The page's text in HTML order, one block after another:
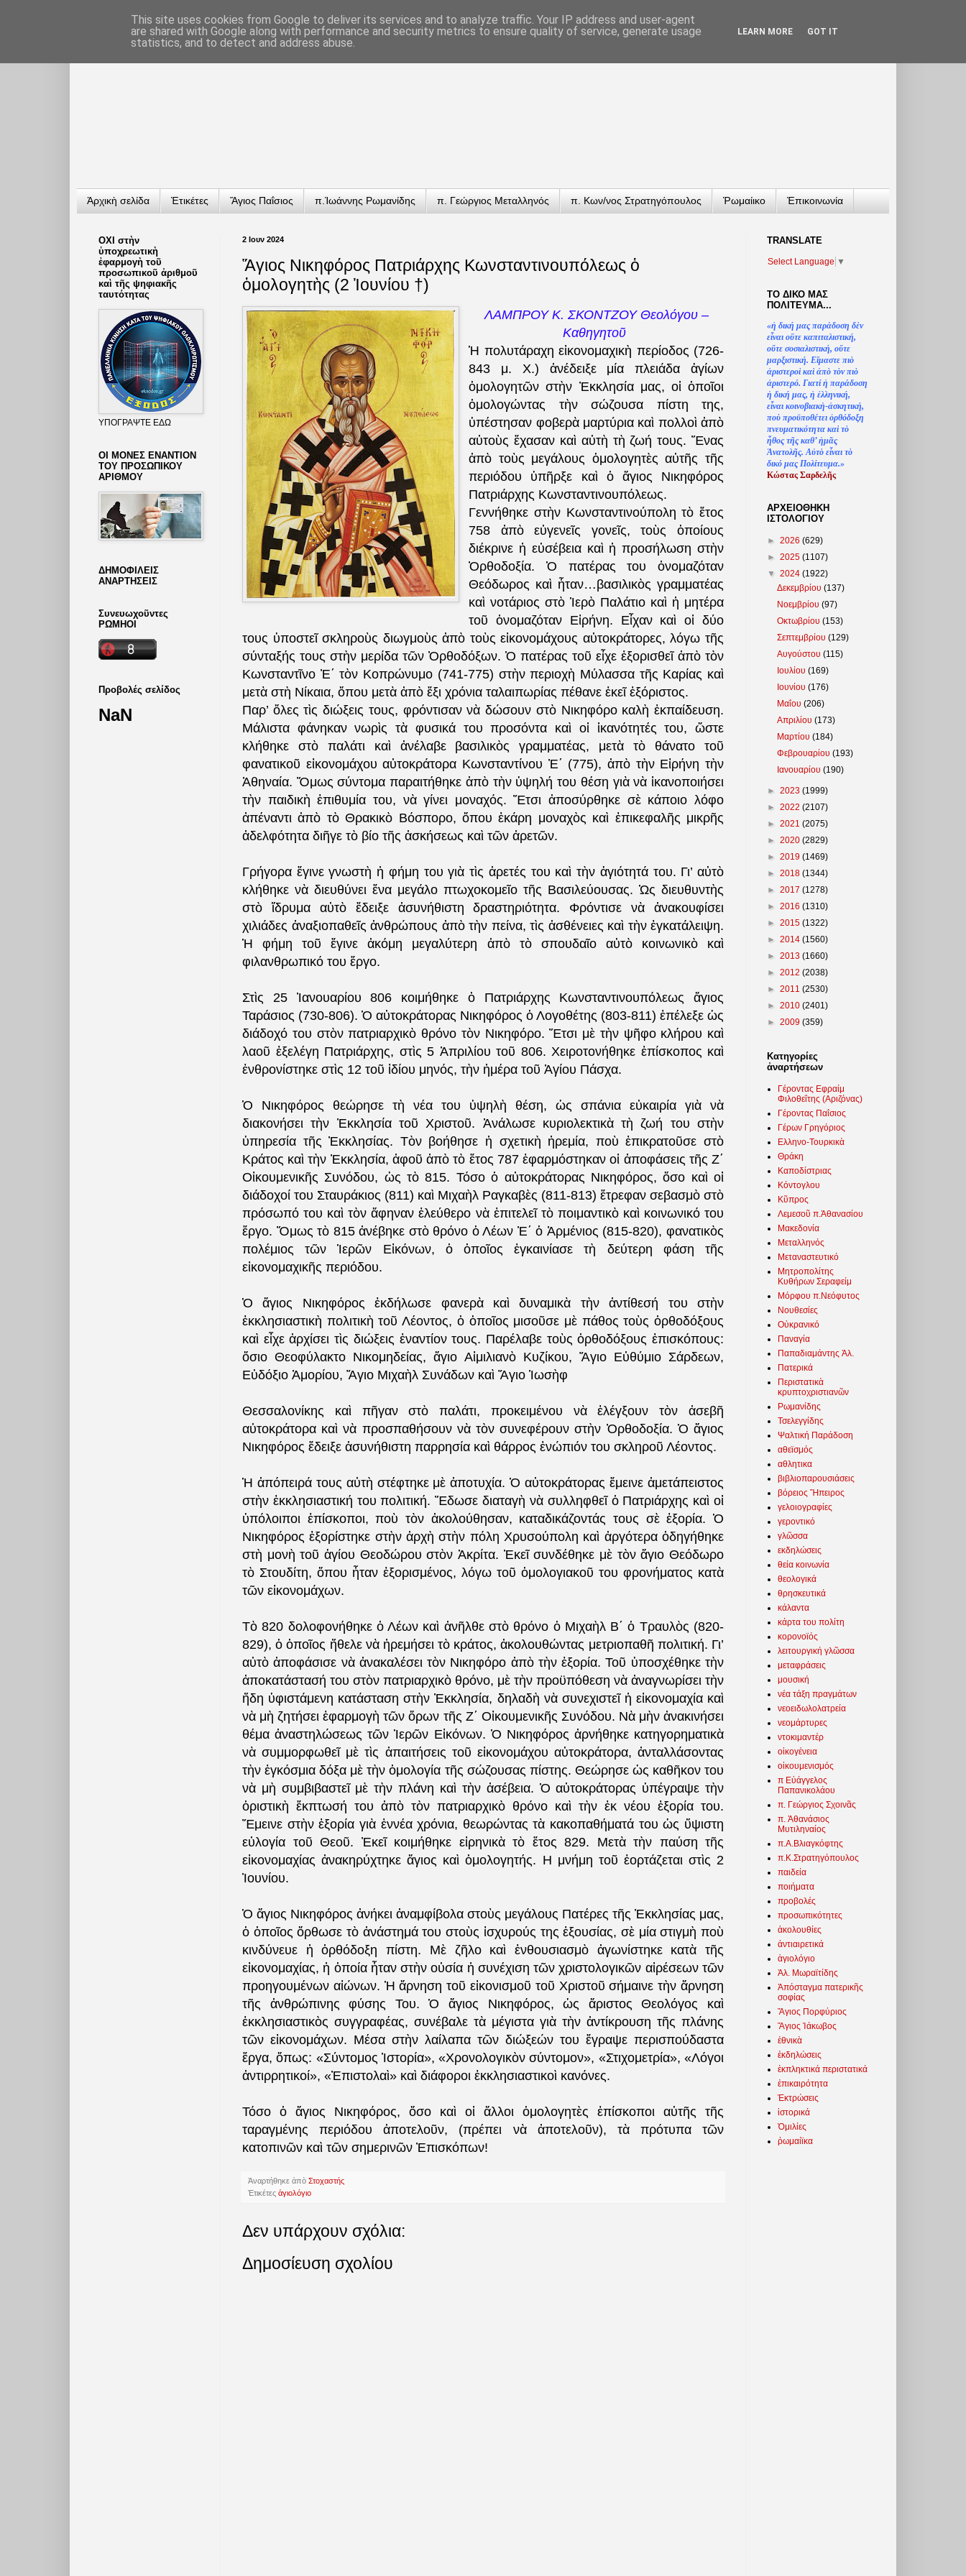
Ἀρχικὴ σελίδα Ἐτικέτες Ἅγιος Παΐσιος π.Ἰωάννης Ρωμανίδης π. Γεώργιος Μεταλληνός π. Κων/νος Στρατηγόπουλος Ῥωμαίικο Ἐπικοινωνία
2 Ιουν 2024
Ἅγιος Νικηφόρος Πατριάρχης Κωνσταντινουπόλεως ὁ
ὁμολογητὴς (2 Ἰουνίου †)
ΛΑΜΠΡΟΥ Κ. ΣΚΟΝΤΖΟΥ Θεολόγου –
Καθηγητοῦ
Ἡ πολυτάραχη εἰκονομαχικὴ περίοδος (726-
843 μ. Χ.) ἀνέδειξε μία πλειάδα ἁγίων
ὁμολογητῶν στὴν Ἐκκλησία μας, οἱ ὁποῖοι
ὁμολογώντας τὴν σώζουσα πίστη της,
ὑπέστησαν φοβερὰ μαρτύρια καὶ πολλοὶ ἀπὸ
αὐτοὺς ἔχασαν καὶ αὐτὴ τὴ ζωή τους. Ἕνας
ἀπὸ τοὺς μεγάλους ὁμολογητὲς αὐτῆς τῆς
περιόδου ὑπῆρξε καὶ ὁ ἅγιος Νικηφόρος
Πατριάρχης Κωνσταντινουπόλεως.
Γεννήθηκε στὴν Κωνσταντινούπολη τὸ ἔτος
758 ἀπὸ εὐγενεῖς γονεῖς, τοὺς ὁποίους
διέκρινε ἡ εὐσέβεια καὶ ἡ προσήλωση στὴν
Ὀρθοδοξία. Ὁ πατέρας του ὀνομαζόταν
Θεόδωρος καὶ ἦταν…βασιλικὸς γραμματέας
καὶ νοτάριος στὸ Ἱερὸ Παλάτιο καὶ ἡ μητέρα
τοῦ ὀνομαζόταν Εἰρήνη. Εἶχαν καὶ οἱ δύο
τους ὑποστεῖ σκληροὺς διωγμοὺς ἀπὸ τοὺς εἰκονομάχους αὐτοκράτορες, λόγω τῆς
σύνταξής τους στὴν μερίδα τῶν Ὀρθοδόξων. Ὁ πατέρας τοῦ εἶχε ἐξορισθεῖ ἀπὸ τὸν
Κωνσταντῖνο Ἐ΄ τὸν Κοπρώνυμο (741-775) στὴν περιοχὴ Μύλασσα τῆς Καρίας καὶ
μετὰ στὴ Νίκαια, ὅπου μετὰ ἀπὸ ἔξι χρόνια ταλαιπωρίας πέθανε ἐκεῖ ἐξόριστος.
Παρ’ ὅλες τὶς διώξεις τους, φρόντισαν νὰ δώσουν στὸ Νικηφόρο καλὴ ἐκπαίδευση.
Μάλιστα φάνηκαν νωρὶς τὰ φυσικά του προσόντα καὶ οἱ ἱκανότητές του, ὥστε
κλήθηκε στὸ παλάτι καὶ ἀνέλαβε βασιλικὸς γραμματέας, μετὰ τὸ θάνατο τοῦ
φανατικοῦ εἰκονομάχου αὐτοκράτορα Κωνσταντίνου Ἐ΄ (775), ἀπὸ τὴν Εἰρήνη τὴν
Ἀθηναία. Ὅμως σύντομα παραιτήθηκε ἀπὸ τὴν ὑψηλή του θέση γιὰ νὰ ἱκανοποιήσει
τὴν παιδικὴ ἐπιθυμία του, νὰ γίνει μοναχός. Ἔτσι ἀποσύρθηκε σὲ κάποιο λόφο
ἀπέναντι ἀπὸ τὸ Θρακικὸ Βόσπορο, ὅπου ἐκάρη μοναχὸς καὶ ἐπικεφαλῆς μικρῆς
ἀδελφότητα διῆγε τὸ βίο τῆς ἀσκήσεως καὶ τῶν ἀρετῶν.
Γρήγορα ἔγινε γνωστὴ ἡ φήμη του γιὰ τὶς ἀρετές του καὶ τὴν ἁγιότητά του. Γι’ αὐτὸ
κλήθηκε νὰ διευθύνει ἕνα μεγάλο πτωχοκομεῖο τῆς Βασιλεύουσας. Ὡς διευθυντὴς
στὸ ἵδρυμα αὐτὸ ἔδειξε ἀσυνήθιστη δραστηριότητα. Φρόντισε νὰ ἀνακουφίσει
χιλιάδες ἀναξιοπαθεῖς ἀνθρώπους ἀπὸ τὴν πείνα, τὶς ἀσθένειες καὶ τὴν ἐγκατάλειψη.
Ἡ φήμη τοῦ ἔγινε ἀκόμη μεγαλύτερη ἀπὸ τὸ σπουδαῖο αὐτὸ κοινωνικὸ καὶ
φιλανθρωπικό του ἔργο.
Στὶς 25 Ἰανουαρίου 806 κοιμήθηκε ὁ Πατριάρχης Κωνσταντινουπόλεως ἅγιος
Ταράσιος (730-806). Ὁ αὐτοκράτορας Νικηφόρος ὁ Λογοθέτης (803-811) ἐπέλεξε ὡς
διάδοχό του στὸν πατριαρχικὸ θρόνο τὸν Νικηφόρο. Ἔτσι μὲ τὴν ψῆφο κλήρου καὶ
λαοῦ ἐξελέγη Πατριάρχης, στὶς 5 Ἀπριλίου τοῦ 806. Χειροτονήθηκε ἐπίσκοπος καὶ
ἐνθρονίστηκε στὶς 12 τοῦ ἰδίου μηνός, τὴν ἡμέρα τοῦ Ἁγίου Πάσχα.
Ὁ Νικηφόρος θεώρησε τὴ νέα του ὑψηλὴ θέση, ὡς σπάνια εὐκαιρία γιὰ νὰ
διακονήσει τὴν Ἐκκλησία τοῦ Χριστοῦ. Ἀνάλωσε κυριολεκτικὰ τὴ ζωή του στὴν
ὑπηρεσία τῆς Ἐκκλησίας. Τὸν βοήθησε ἡ σχετικὴ ἠρεμία, ποὺ ἐπικρατοῦσε στὸ
Κράτος καὶ τὴν Ἐκκλησία, ἀφοῦ ἀπὸ τὸ ἔτος 787 ἐφαρμόστηκαν οἱ ἀποφάσεις τῆς Ζ΄
Οἰκουμενικῆς Συνόδου, ὡς τὸ 815. Τόσο ὁ αὐτοκράτορας Νικηφόρος, ὅσο καὶ οἱ
διάδοχοί του Σταυράκιος (811) καὶ Μιχαὴλ Ραγκαβὲς (811-813) ἔτρεφαν σεβασμὸ στὸ
πρόσωπό του καὶ τὸν ἄφηναν ἐλεύθερο νὰ ἐπιτελεῖ τὸ ποιμαντικὸ καὶ κοινωνικό του
ἔργο. Ὅμως τὸ 815 ἀνέβηκε στὸ θρόνο ὁ Λέων Ἐ΄ ὁ Ἀρμένιος (815-820), φανατικὸς
πολέμιος τῶν Ἱερῶν Εἰκόνων, ὁ ὁποῖος ἐγκαινίασε τὴ δεύτερη φάση τῆς
εἰκονομαχικῆς περιόδου.
Ὁ ἅγιος Νικηφόρος ἐκδήλωσε φανερὰ καὶ δυναμικὰ τὴν ἀντίθεσή του στὴν
ἐκκλησιαστικὴ πολιτικὴ τοῦ Λέοντος, ὁ ὁποῖος μισοῦσε μὲ πάθος τοὺς ὀρθοδόξους
καὶ εἶχε ἀρχίσει τὶς διώξεις ἐναντίον τους. Παρέλαβε τοὺς ὀρθοδόξους ἐπισκόπους:
ὅσιο Θεοφύλακτο Νικομηδείας, ἅγιο Αἰμιλιανὸ Κυζίκου, Ἅγιο Εὐθύμιο Σάρδεων,
Εὐδόξιο Ἀμορίου, Ἅγιο Μιχαὴλ Συνάδων καὶ Ἅγιο Ἰωσὴφ
Θεσσαλονίκης καὶ πῆγαν στὸ παλάτι, προκειμένου νὰ ἐλέγξουν τὸν ἀσεβῆ
αὐτοκράτορα καὶ νὰ προσπαθήσουν νὰ τὸν συνεφέρουν στὴν Ὀρθοδοξία. Ὁ ἅγιος
Νικηφόρος ἔδειξε ἀσυνήθιστη παρρησία καὶ θάρρος ἐνώπιόν του σκληροῦ Λέοντος.
Ἡ ἀπόπειρά τους αὐτὴ στέφτηκε μὲ ἀποτυχία. Ὁ αὐτοκράτορας ἔμεινε ἀμετάπειστος
στὴν ἐκκλησιαστική του πολιτική. Ἔδωσε διαταγὴ νὰ συλληφθεῖ ὁ Πατριάρχης καὶ οἱ
ὑπόλοιποι ἐπίσκοποι, ποὺ τὸν ἀκολούθησαν, καταδικάζοντάς τους σὲ ἐξορία. Ὁ
Νικηφόρος ἐξορίστηκε στὴν ἀρχὴ στὴν πόλη Χρυσούπολη καὶ ἀργότερα ὁδηγήθηκε
στὴ μονὴ τοῦ ἁγίου Θεοδώρου στὸν Ἀκρίτα. Ἐκεῖ συνδέθηκε μὲ τὸν ἅγιο Θεόδωρο
τὸ Στουδίτη, ὅπου ἦταν ἐξορισμένος, λόγω τοῦ ὁμολογιακοῦ του φρονήματος κατὰ
τῶν εἰκονομάχων.
Τὸ 820 δολοφονήθηκε ὁ Λέων καὶ ἀνῆλθε στὸ θρόνο ὁ Μιχαὴλ Β΄ ὁ Τραυλὸς (820-
829), ὁ ὁποῖος ἤθελε νὰ ἠρεμήσει τὸ κράτος, ἀκολουθώντας μετριοπαθῆ πολιτική. Γι’
αὐτὸ ἀποφάσισε νὰ ἀνακαλέσει τὸν Νικηφόρο ἀπὸ τὴν ἐξορία. Τοῦ ὑποσχέθηκε τὴν
ἀποκατάστασή του στὸν πατριαρχικὸ θρόνο, μὲ τὴν προϋπόθεση νὰ ἀναγνωρίσει τὴν
ἤδη ὑφιστάμενη κατάσταση στὴν Ἐκκλησία, δηλαδὴ νὰ συνεχιστεῖ ἡ εἰκονομαχία καὶ
νὰ μὴ ζητήσει ἐφαρμογὴ τῶν ὅρων τῆς Ζ΄ Οἰκουμενικῆς Συνόδου. Νὰ μὴν ἀνακινήσει
θέμα ἀναστηλώσεως τῶν Ἱερῶν Εἰκόνων. Ὁ Νικηφόρος ἀρνήθηκε κατηγορηματικὰ
νὰ συμμορφωθεῖ μὲ τὶς ἀπαιτήσεις τοῦ εἰκονομάχου αὐτοκράτορα, ἀνταλλάσοντας
τὴν ἐγκόσμια δόξα μὲ τὴν ὁμολογία τῆς σώζουσας πίστης. Θεώρησε ὡς καθῆκον του
νὰ μὴ συμβιβαστεῖ μὲ τὴν πλάνη καὶ τὴν ἀσέβεια. Ὁ αὐτοκράτορας ὑπέγραψε τὴν
ὁριστικὴ ἔκπτωσή του ἀπὸ τὸν πατριαρχικὸ θρόνο καὶ τὴν ἐκ νέου ἐξορία του.
Ἔμεινε στὴν ἐξορία γιὰ ἐννέα χρόνια, θεωρώντας τὰ κακοπαθήματά του ὡς ὕψιστη
εὐλογία τοῦ Θεοῦ. Ἐκεῖ κοιμήθηκε εἰρηνικὰ τὸ ἔτος 829. Μετὰ τὴν παύση τῆς
εἰκονομαχίας ἀνακηρύχτηκε ἅγιος καὶ ὁμολογητής. Η μνήμη τοῦ ἑορτάζεται στὶς 2
Ἰουνίου.
Ὁ ἅγιος Νικηφόρος ἀνήκει ἀναμφίβολα στοὺς μεγάλους Πατέρες τῆς Ἐκκλησίας μας,
ὁ ὁποῖος ὄρθωσε τὸ ἀνάστημά του στοὺς ἰσχυρούς της ἐξουσίας, σὲ μία στιγμὴ ποὺ
κινδύνευε ἡ ὀρθόδοξη πίστη. Μὲ ζῆλο καὶ ἐνθουσιασμὸ ἀγωνίστηκε κατὰ τῆς
εἰκονομαχίας, ἡ ὁποία ἦταν στὴν οὐσία ἡ συνέχιση τῶν χριστολογικῶν αἱρέσεων τῶν
προηγουμένων αἰώνων. Ἡ ἄρνηση τοῦ εἰκονισμοῦ τοῦ Χριστοῦ σήμαινε τὴν ἄρνηση
τῆς ἀνθρώπινης φύσης Του. Ὁ ἅγιος Νικηφόρος, ὡς ἄριστος Θεολόγος καὶ
ἐκκλησιαστικὸς συγγραφέας, συνέβαλε τὰ μέγιστα γιὰ τὴν ἀντίκρουση τῆς πλάνης
τῶν εἰκονομάχων. Μέσα στὴν λαίλαπα τῶν διώξεών του ἔγραψε περισπούδαστα
ἔργα, ὅπως: «Σύντομος Ἱστορία», «Χρονολογικὸν σύντομον», «Στιχομετρία», «Λόγοι
ἀντιρρητικοί», «Ἐπιστολαὶ» καὶ διάφοροι ἐκκλησιαστικοὶ κανόνες.
Τόσο ὁ ἅγιος Νικηφόρος, ὅσο καὶ οἱ ἄλλοι ὁμολογητὲς ἐπίσκοποι αὐτῆς τῆς
ταραγμένης περιόδου ἀποτελοῦν, (πρέπει νὰ ἀποτελοῦν), τὰ πρότυπα τῶν
κατοπινῶν καὶ τῶν σημερινῶν Ἐπισκόπων!
Ἀναρτήθηκε ἀπὸ Στοχαστής
Ἐτικέτες ἁγιολόγιο
Δεν υπάρχουν σχόλια:
Δημοσίευση σχολίου
ΟΧΙ στὴν
ὑποχρεωτικὴ
ἐφαρμογὴ τοῦ
προσωπικοῦ ἀριθμοῦ
καὶ τῆς ψηφιακῆς
ταυτότητας
ΥΠΟΓΡΑΨΤΕ ΕΔΩ
ΟΙ ΜΟΝΕΣ ΕΝΑΝΤΙΟΝ
ΤΟΥ ΠΡΟΣΩΠΙΚΟΥ
ΑΡΙΘΜΟΥ
ΔΗΜΟΦΙΛΕΙΣ
ΑΝΑΡΤΗΣΕΙΣ
Συνευωχοῦντες
ΡΩΜΗΟΙ
Προβολές σελίδος
NaN
TRANSLATΕ
Select Language ▼
ΤΟ ΔΙΚΟ ΜΑΣ
ΠΟΛΙΤΕΥΜΑ...
«ἡ δική μας παράδοση δὲν
εἶναι οὔτε καπιταλιστική,
οὔτε σοσιαλιστική, οὔτε
μαρξιστική. Εἴμαστε πιὸ
ἀριστεροὶ καὶ ἀπὸ τὸν πιὸ
ἀριστερό. Γιατίἡ παράδοση
ἡ δική μας, ἡ ἑλληνική,
εἶναι κοινοβιακὴ-ἀσκητική,
ποὺ προϋποθέτει ὀρθόδοξη
πνευματικότητα καὶ τὸ
ἦθος τῆς καθ’ἠμᾶς
Ἀνατολῆς. Αὐτὸ εἶναι τὸ
δικό μας Πολίτευμα.»
Κώστας Σαρδελῆς
ΑΡΧΕΙΟΘΗΚΗ
ΙΣΤΟΛΟΓΙΟΥ
► 2026 (629)
► 2025 (1107)
▼ 2024 (1922)
Δεκεμβρίου(137)
Νοεμβρίου(97)
Οκτωβρίου(153)
Σεπτεμβρίου(129)
Αυγούστου(115)
Ιουλίου(169)
Ιουνίου(176)
Μαΐου(206)
Απριλίου(173)
Μαρτίου(184)
Φεβρουαρίου(193)
Ιανουαρίου(190)
► 2023 (1999)
► 2022 (2107)
► 2021 (2075)
► 2020 (2829)
► 2019 (1469)
► 2018 (1344)
► 2017 (1278)
► 2016 (1310)
► 2015 (1322)
► 2014 (1560)
► 2013 (1660)
► 2012 (2038)
► 2011 (2530)
► 2010 (2401)
► 2009 (359)
Κατηγορίες
ἀναρτήσεων
Γέροντας Εφραίμ
Φιλοθεΐτης (Αριζόνας)
Γέροντας Παΐσιος
Γέρων Γρηγόριος
Ελληνο-Τουρκικὰ
Θράκη
Καποδίστριας
Κόντογλου
Κῦπρος
Λεμεσοῦ π.Ἀθανασίου
Μακεδονία
Μεταλληνός
Μεταναστευτικό
Μητροπολίτης
Κυθήρων Σεραφείμ
Μόρφου π.Νεόφυτος
Νουθεσίες
Οὐκρανικό
Παναγία
Παπαδιαμάντης Ἀλ.
Πατερικά
Περιστατικὰ
κρυπτοχριστιανῶν
Ρωμανίδης
Τσελεγγίδης
Ψαλτική Παράδοση
αθεϊσμός
αθλητικα
βιβλιοπαρουσιάσεις
βόρειος Ἤπειρος
γελοιογραφίες
γεροντικό
γλῶσσα
εκδηλώσεις
θεία κοινωνία
θεολογικά
θρησκευτικά
κάλαντα
κάρτα του πολίτη
κορονοϊός
λειτουργική γλῶσσα
μεταφράσεις
μουσική
νέα τάξη πραγμάτων
νεοειδωλολατρεία
νεομάρτυρες
ντοκιμαντέρ
οἰκογένεια
οἰκουμενισμός
π Εὐάγγελος
Παπανικολάου
π. Γεώργιος Σχοινᾶς
π. Ἀθανάσιος
Μυτιληναίος
π.Α.Βλιαγκόφτης
π.Κ.Στρατηγόπουλος
παιδεία
ποιήματα
προβολές
προσωπικότητες
ἀκολουθίες
ἀντιαιρετικά
ἁγιολόγιο
Ἀλ. Μωραϊτίδης
Ἀπόσταγμα πατερικῆς
σοφίας
Ἅγιος Πορφύριος
Ἅγιος Ἰάκωβος
ἐθνικὰ
ἐκδηλώσεις
ἐκπληκτικά περιστατικά
ἐπικαιρότητα
Ἐκτρώσεις
ἱστορικά
Ὁμιλίες
ῥωμαίϊκα
This site uses cookies from Google to deliver its services and to analyze traffic. Your IP address and user-agent
are shared with Google along with performance and security metrics to ensure quality of service, generate usage
statistics, and to detect and address abuse.
LEARN MORE GOT IT